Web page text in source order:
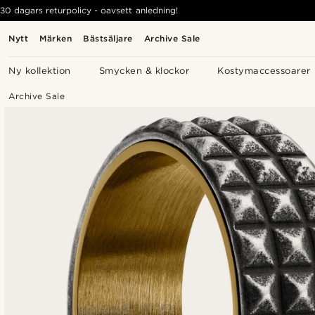
Nytt Märken Bästsäljare Archive Sale
Ny kollektion Smycken & klockor Kostymaccessoarer
30 dagars returpolicy - oavsett anledning!
Archive Sale